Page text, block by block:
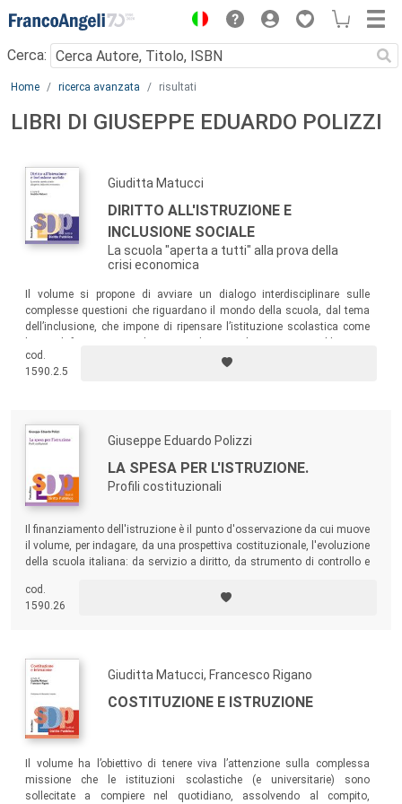
Menu
Cerca:
Main content
Home ricerca avanzata risultati
LIBRI DI GIUSEPPE EDUARDO POLIZZI
Giuditta Matucci
DIRITTO ALL'ISTRUZIONE E
INCLUSIONE SOCIALE
La scuola "aperta a tutti" alla prova della
crisi economica
Il volume si propone di avviare un dialogo interdisciplinare sulle
complesse questioni che riguardano il mondo della scuola, dal tema
dell’inclusione, che impone di ripensare l’istituzione scolastica come
finanziamenti, che mettono concretamente alla prova l’istruzione
come diritto sociale.
cod.
1590.2.5
Giuseppe Eduardo Polizzi
LA SPESA PER L'ISTRUZIONE.
Profili costituzionali
Il finanziamento dell'istruzione è il punto d'osservazione da cui muove
il volume, per indagare, da una prospettiva costituzionale, l'evoluzione
della scuola italiana: da servizio a diritto, da strumento di controllo e
politica e sociale delle cittadine e dei cittadini.
cod.
1590.26
Giuditta Matucci, Francesco Rigano
COSTITUZIONE E ISTRUZIONE
Il volume ha l’obiettivo di tenere viva l’attenzione sulla complessa
missione che le istituzioni scolastiche (e universitarie) sono
sollecitate a compiere nel quotidiano, assolvendo al compito,